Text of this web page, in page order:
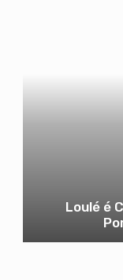
Loulé é